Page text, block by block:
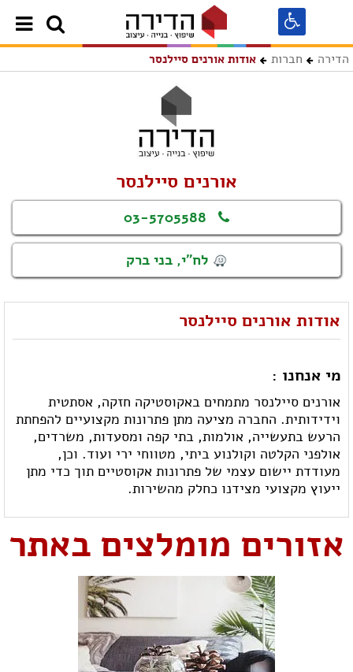
הדירה חברות אודות אורנים סיילנסר
אורנים סיילנסר
03-5705588
לח"י, בני ברק
אודות אורנים סיילנסר
מי אנחנו :
אורנים סיילנסר מתמחים באקוסטיקה חזקה, אסתטית
וידידותית. החברה מציעה מתן פתרונות מקצועיים להפחתת
הרעש בתעשייה, אולמות, בתי קפה ומסעדות, משרדים,
אולפני הקלטה וקולנוע ביתי, מטווחי ירי ועוד. וכן,
מעודדת יישום עצמי של פתרונות אקוסטיים תוך כדי מתן
ייעוץ מקצועי מצידנו כחלק מהשירות.
אזורים מומלצים באתר